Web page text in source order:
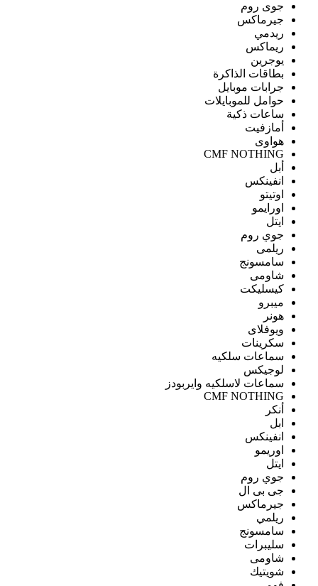
جوى روم
جيرماكس
ريدمي
ريماكس
يوجرين
بطاقات الذاكرة
جرابات موبايل
حوامل للموبايلات
ساعات ذكية
أمازفيت
هواوى
CMF NOTHING
أبل
انفينكس
اوتيتو
اورايمو
ايتل
جوي روم
ريلمى
سامسونج
شاومى
كيسليكت
ميبرو
هونر
ويوفلاى
سكرينات
سماعات سلكيه
لوجيكس
سماعات لاسلكيه وايربودز
CMF NOTHING
أنكر
ابل
انفينكس
اوريمو
ايتل
جوي روم
جى بى ال
جيرماكس
ريلمي
سامسونج
سليبرات
شاومى
شويتيك